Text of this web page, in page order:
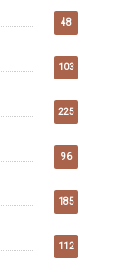
48
103
225
96
185
112